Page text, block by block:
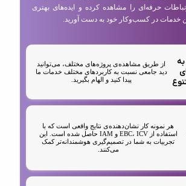
حرفه‌ای را مشاهده کرده و ایده‌های بهتری
خدمات در کسب‌وکار خود به دست آورید.
از طریق مشاهده‌ی پروژه‌های مختلف، می‌توانید
دید جامعی نسبت به کاربردهای مختلف خدمات ما
پیدا کنید و الهام بگیرید.
هر نمونه کار نشان‌دهنده‌ی نتایج واقعی است که با
استفاده از EBC، ICV و IAM حاصل شده است. این
تجربیات به شما در تصمیم‌گیری هوشمندانه‌تر کمک
می‌کنند.